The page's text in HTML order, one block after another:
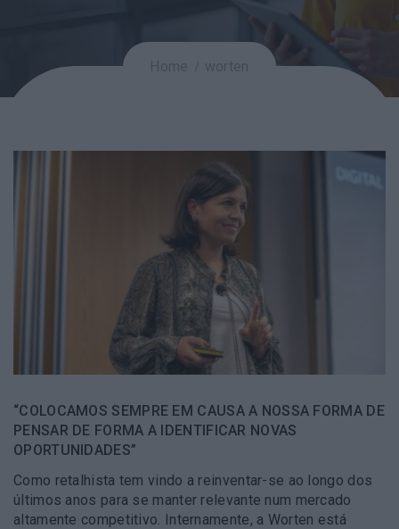
“COLOCAMOS SEMPRE EM CAUSA A NOSSA FORMA DE
PENSAR DE FORMA A IDENTIFICAR NOVAS
OPORTUNIDADES”
Como retalhista tem vindo a reinventar-se ao longo dos
últimos anos para se manter relevante num mercado
altamente competitivo. Internamente, a Worten está